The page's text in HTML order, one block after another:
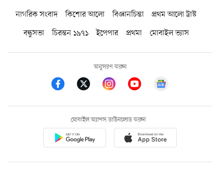
নাগরিক সংবাদ কিশোর আলো বিজ্ঞানচিন্তা
প্রথম আলো ট্রাস্ট
বন্ধুসভা
চিরন্তন ১৯৭১ ইপেপার প্রথমা মোবাইল ভ্যাস
অনুসরণ করুন
মোবাইল অ্যাপস ডাউনলোড করুন